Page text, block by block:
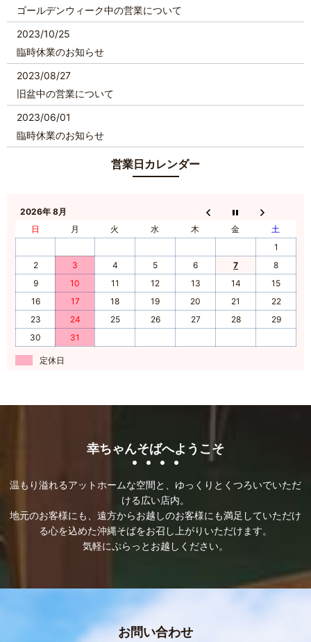
ゴールデンウィーク中の営業について
2023/10/25
臨時休業のお知らせ
2023/08/27
旧盆中の営業について
2023/06/01
臨時休業のお知らせ
GW中の営業日、臨時休業のお知らせについて
臨時休業のお知らせ
2022/05/15
臨時休業のお知らせ
2021/12/26
年末年始の営業について
2021/11/06
臨時休業のお知らせ
営業日カレンダー
2026年 8月
日
月 火 水 木 金
土
1
2
3 4 5 6 7
8
9
10 11 12 13 14
15
16
17 18 19 20 21
22
23
24 25 26 27 28
29
30
31
定休日
幸ちゃんそばへようこそ
温もり溢れるアットホームな空間と、 ゆっくりとくつろいでいただ
ける広い店内。
地元のお客様にも、遠方からお越しのお客様にも満足していただけ
る心を込めた沖縄そばをお召し上がりいただけます。
気軽にぷらっとお越しください。
お問い合わせ